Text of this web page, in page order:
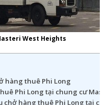
West Heights
hàng thuê Phi Long
Phi Long tại chung cư
chở hàng thuê Phi Long tại